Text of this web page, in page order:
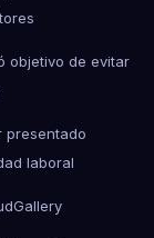
objetivo de evitar
presentado
laboral
Gallery